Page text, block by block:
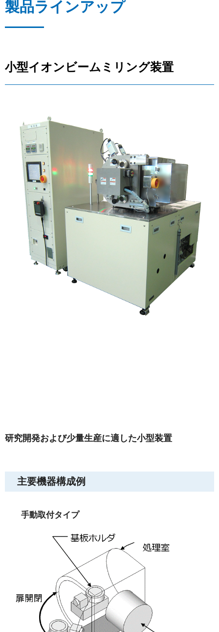
製品ラインアップ
小型イオンビームミリング装置
研究開発および少量生産に適した小型装置
主要機器構成例
手動取付タイプ